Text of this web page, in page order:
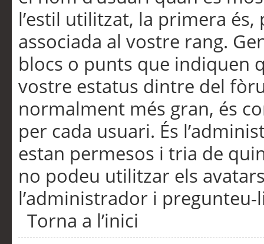
l’estil utilitzat, la primera
associada al vostre rang.
blocs o punts que indiquen
vostre estatus dintre del
normalment més gran, és
per cada usuari. És
estan permesos i tria de
no podeu utilitzar els
l’administrador i pregunteu-
Torna a l’inici